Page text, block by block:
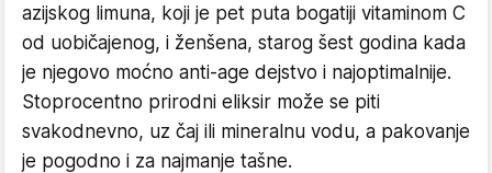
azijskog limuna, koji je pet puta bogatiji vitaminom C
od uobičajenog, i ženšena, starog šest godina kada
je njegovo moćno anti-age dejstvo i najoptimalnije.
Stoprocentno prirodni eliksir može se piti
svakodnevno, uz čaj ili mineralnu vodu, a pakovanje
je pogodno i za najmanje tašne.